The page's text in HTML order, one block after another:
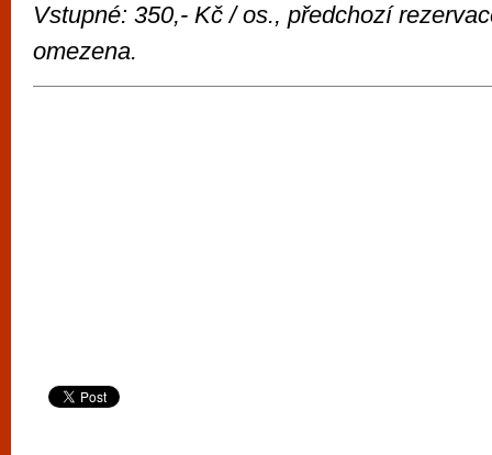
Vstupné: 350,- Kč / os., předchozí
omezena.